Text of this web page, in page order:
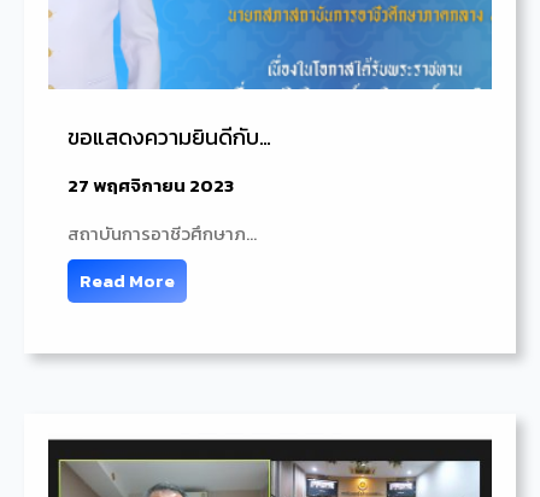
ขอแสดงความยินดีกับ…
27 พฤศจิกายน 2023
สถาบันการอาชีวศึกษาภ…
Read More